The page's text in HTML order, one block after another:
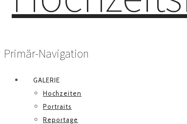
Primär-Navigation
GALERIE
Hochzeiten
Portraits
Reportage